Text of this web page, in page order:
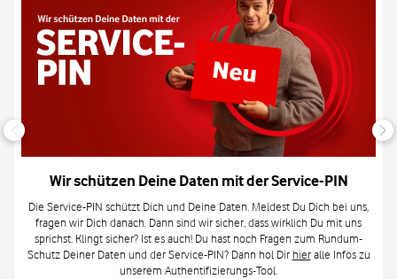
Wir schützen Deine Daten mit der Service-PIN
Die Service-PIN schützt Dich und Deine Daten. Meldest Du Dich bei uns,
fragen wir Dich danach. Dann sind wir sicher, dass wirklich Du mit uns
sprichst. Klingt sicher? Ist es auch! Du hast noch Fragen zum Rundum-
Schutz Deiner Daten und der Service-PIN? Dann hol Dir hieralle Infos zu
unserem Authentifizierungs-Tool.